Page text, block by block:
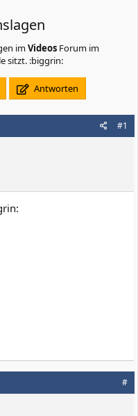
imVideos Forum im
sitzt. :biggrin:
Antworten
#1
#